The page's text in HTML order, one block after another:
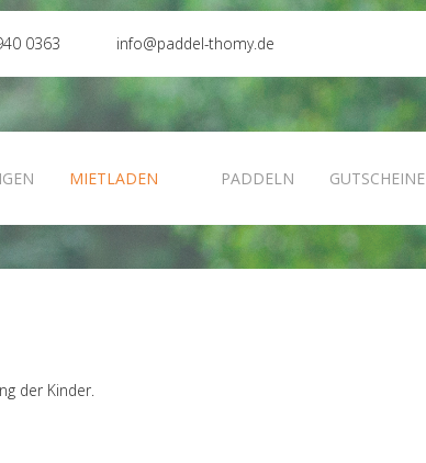
0363 info@paddel-thomy.de
MIETLADEN PADDELN GUTSCHEINE
der Kinder.